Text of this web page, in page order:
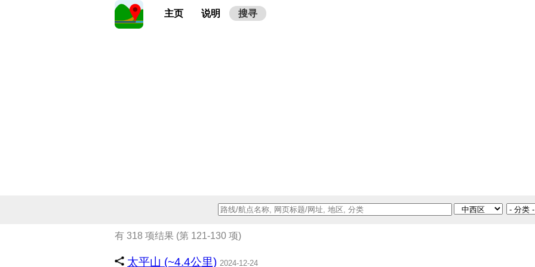
主页 说明 搜寻
有 318 项结果 (第 121-130 项)
太平山 (~4.4公里) 2024-12-24